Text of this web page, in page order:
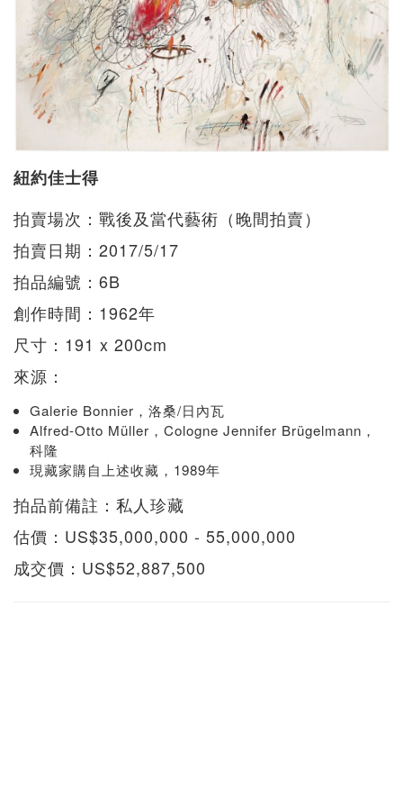
紐約佳士得
拍賣場次：戰後及當代藝術（晚間拍賣）
拍賣日期：2017/5/17
拍品編號：6B
創作時間：1962年
尺寸：191 x 200cm
來源：
Galerie Bonnier，洛桑/日內瓦
Alfred-Otto Müller，Cologne Jennifer Brügelmann，
科隆
現藏家購自上述收藏，1989年
拍品前備註：私人珍藏
估價：US$35,000,000 - 55,000,000
成交價：US$52,887,500